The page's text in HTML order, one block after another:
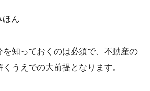
を知っておくのは必須で、不動産の
うえでの大前提となります。